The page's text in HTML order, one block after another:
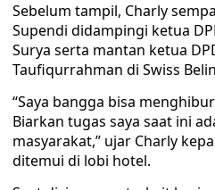
Sebelum tampil, Charly
Supendi didampingi ketua
Surya serta mantan ketua
Taufiqurrahman di Swiss
“Saya bangga bisa
Biarkan tugas saya saat ini
masyarakat,” ujar Charly
ditemui di lobi hotel.